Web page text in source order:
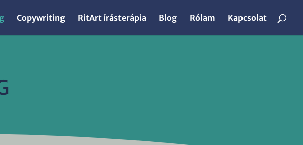
Copywriting RitArt írásterápia Blog Rólam Kapcsolat